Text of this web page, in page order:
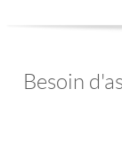
Besoin